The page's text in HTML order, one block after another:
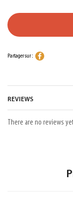
Partager sur :
REVIEWS
There are no reviews